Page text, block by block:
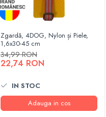
Zgardă, 4DOG, Nylon și Piele,
1,6x30-45 cm
34,99 RON
22,74 RON
IN STOC
Adauga in cos